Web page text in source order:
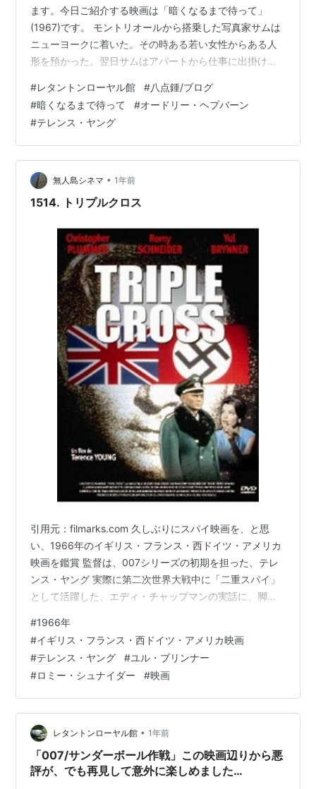
ます。今日ご紹介する映画は「暗くなるまで待って」
(1967)です。 モントリオールから搭乗した写真家サムは
ニューヨークに着いた。その時ある若い女性からある人
形を預かった。翌日サムはアパートから仕事に出掛け、
は一人残されることになった。そんな時、黒幕ハリー(ア
ラン・アーキン)に頼まれて警部に扮したマイク(リチャー
ド・クレンナ)とカルリーノがスージーのアパートを訪れ
るのだった。彼らはサムが女性から預かった人形を引き
取るためだった。その人形にはヘロインが隠されていた
のだった… フレデリック・ノ…
#レタントンローヤル館 #八点鍾/ブログ
#暗くなるまで待って #オードリー・ヘプバーン
#テレンス・ヤング
無人島シネマ • 1年前
1514. トリプルクロス
引用元：filmarks.com 久しぶりにスパイ映画を、と思
い、1966年のイギリス・フランス・西ドイツ・アメリカ
映画を鑑賞 監督は、007シリーズの初期を担った、テレ
ンス・ヤング 実際に第二次世界大戦中に「二重スパイ」
として活躍した、エディ・チャップマンの実話に、脚色
ー） ヘルガ（ロミー・シュナイダー） 強盗に失敗し、
（イギリス領にある）ジャージー島の刑務所で服役中の
エディ（クリストファー・プラマー） ところが、ドイツ
軍に占領されてしまい、釈放する代わりにドイツのスパ
イになることを薦められたエディは、安請け合いしてし
まう 伯爵夫人のヘルガ（…
#1966年
#イギリス・フランス・西ドイツ・アメリカ映画
#テレンス・ヤング #ユル・ブリンナー
#ロミー・シュナイダー #映画
レタントンローヤル館 • 1年前
「007/サンダーボール作戦」この映画辺りから悪
評が、でも再見して意外に楽しめました…